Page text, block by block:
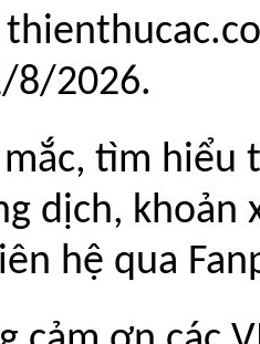
8/2026.
tìm hiểu
dịch, khoản
hệ qua